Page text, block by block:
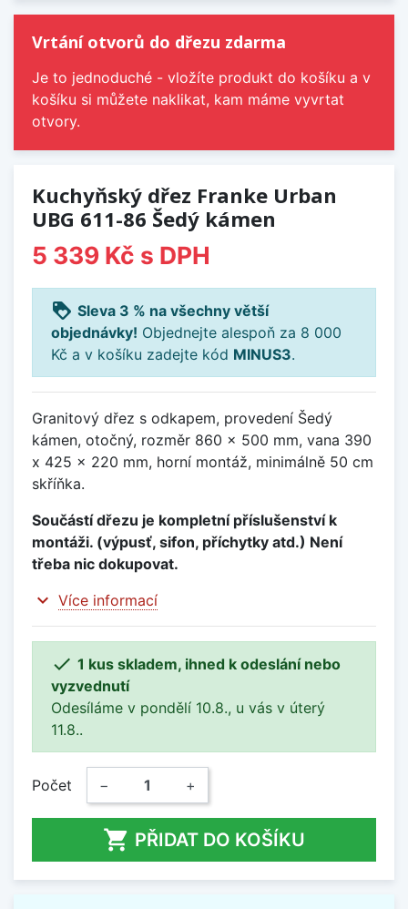
Vrtání otvorů do dřezu zdarma
Je to jednoduché - vložíte produkt do košíku a v
košíku si můžete naklikat, kam máme vyvrtat
otvory.
Kuchyňský dřez Franke Urban
UBG 611-86 Šedý kámen
5 339 Kč s DPH
loyalty Sleva 3 % na všechny větší
objednávky! Objednejte alespoň za 8 000
Kč a v košíku zadejte kód MINUS3.
Granitový dřez s odkapem, provedení Šedý
kámen, otočný, rozměr 860 x 500 mm, vana 390
x 425 x 220 mm, horní montáž, minimálně 50 cm
skříňka.
Součástí dřezu je kompletní příslušenství k
montáži. (výpusť, sifon, příchytky atd.) Není
třeba nic dokupovat.
expand_more Více informací
 1 kus skladem, ihned k odeslání nebo
vyzvednutí
Odesíláme v pondělí 10.8., u vás v úterý
11.8..
Počet − +
 PŘIDAT DO KOŠÍKU